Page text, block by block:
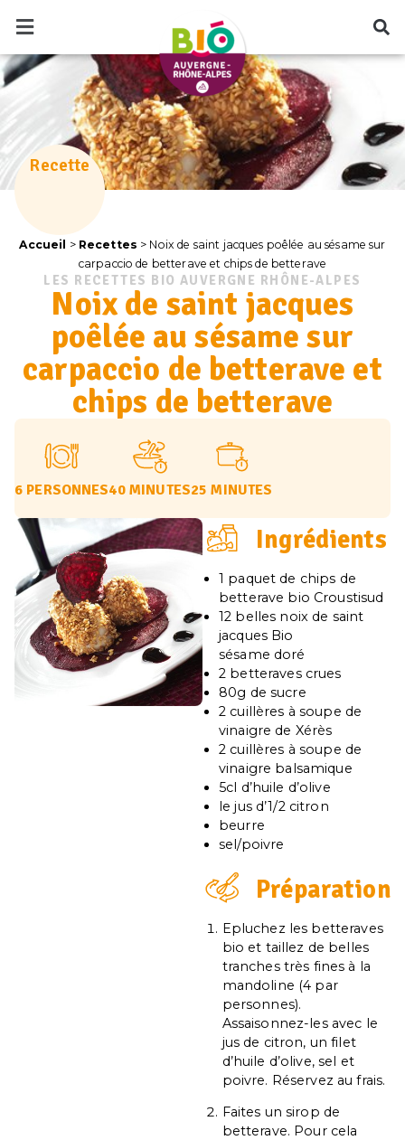
Recette
Accueil > Recettes > Noix de saint jacques poêlée au sésame sur
carpaccio de betterave et chips de betterave
LES RECETTES BIO AUVERGNE RHÔNE-ALPES
Noix de saint jacques
poêlée au sésame sur
carpaccio de betterave et
chips de betterave
6 PERSONNES40 MINUTES25 MINUTES
Ingrédients
1 paquet de chips de
betterave bio Croustisud
12 belles noix de saint
jacques Bio
sésame doré
2 betteraves crues
80g de sucre
2 cuillères à soupe de
vinaigre de Xérès
2 cuillères à soupe de
vinaigre balsamique
5cl d’huile d’olive
le jus d’1/2 citron
beurre
sel/poivre
Préparation
Epluchez les betteraves
bio et taillez de belles
tranches très fines à la
mandoline (4 par
personnes).
Assaisonnez-les avec le
jus de citron, un filet
d’huile d’olive, sel et
poivre. Réservez au frais.
Faites un sirop de
betterave. Pour cela